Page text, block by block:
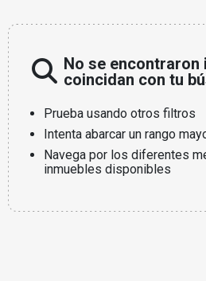
No se encontraron
coincidan con tu
Prueba usando otros filtros
Intenta abarcar un rango
Navega por los diferentes
inmuebles disponibles